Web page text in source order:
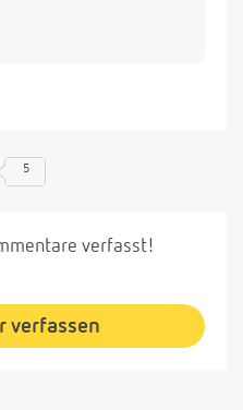
5
verfasst!
verfassen